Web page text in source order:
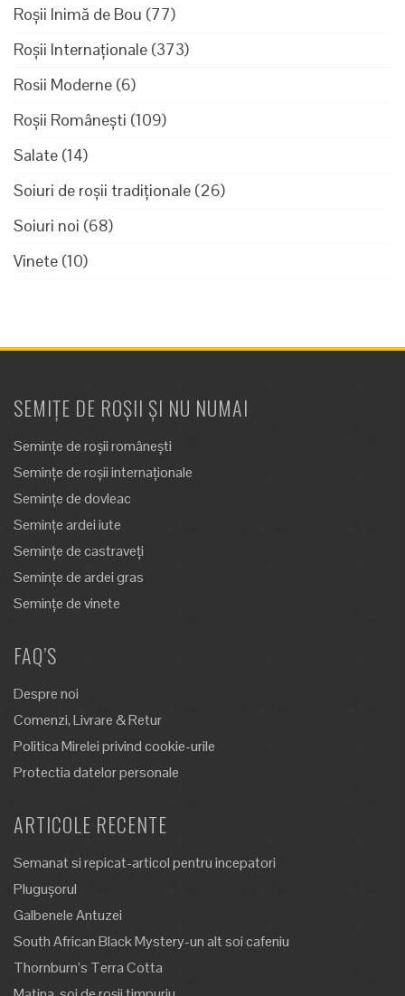
Roșii Inimă de Bou (77)
Roșii Internaționale (373)
Rosii Moderne (6)
Roșii Românești (109)
Salate (14)
Soiuri de roșii tradiționale (26)
Soiuri noi (68)
Vinete (10)
SEMIȚE DE ROȘII ȘI NU NUMAI
Semințe de roșii românești
Semințe de roșii internaționale
Semințe de dovleac
Semințe ardei iute
Semințe de castraveți
Semințe de ardei gras
Semințe de vinete
FAQ’S
Despre noi
Comenzi, Livrare & Retur
Politica Mirelei privind cookie-urile
Protectia datelor personale
ARTICOLE RECENTE
Semanat si repicat-articol pentru incepatori
Plugușorul
Galbenele Antuzei
South African Black Mystery-un alt soi cafeniu
Thornburn’s Terra Cotta